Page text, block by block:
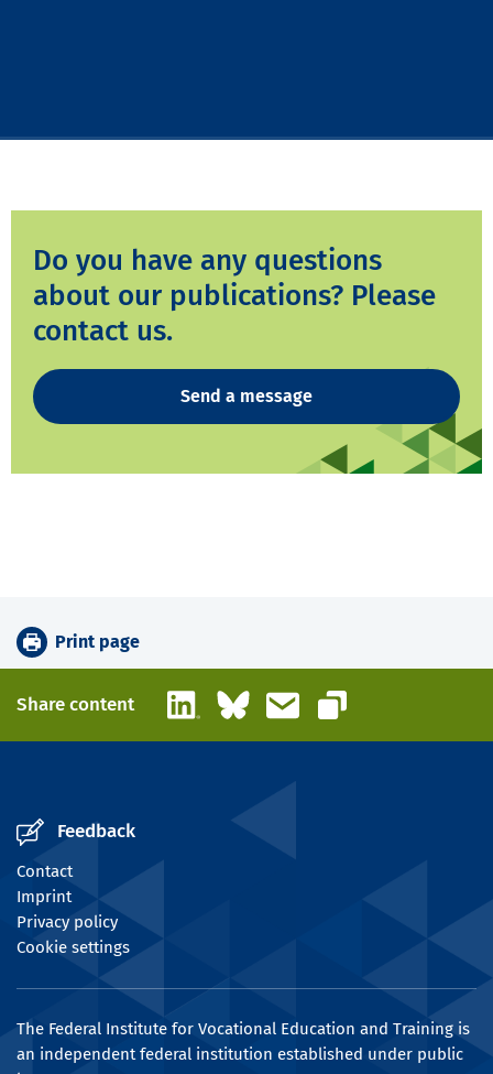
Do you have any questions
about our publications? Please
contact us.
Send a message
Print page
Share content LinkedInBlueskyEmail
Copy link
Feedback
Contact
Imprint
Privacy policy
Cookie settings
The Federal Institute for Vocational Education and Training is
an independent federal institution established under public